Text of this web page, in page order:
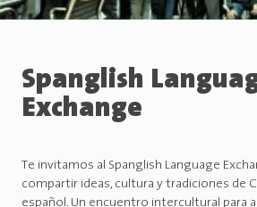
Spanglish
Exchange
Te invitamos al Spanglish Language
compartir ideas, cultura y tradiciones de
español. Un encuentro intercultural para